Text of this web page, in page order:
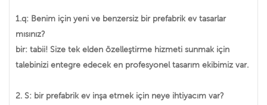
1.q: Benim için yeni ve benzersiz bir prefabrik ev tasarlar
mısınız?
bir: tabii! Size tek elden özelleştirme hizmeti sunmak için
talebinizi entegre edecek en profesyonel tasarım ekibimiz var.
2. S: bir prefabrik ev inşa etmek için neye ihtiyacım var?